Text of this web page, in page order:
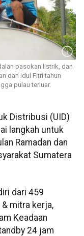
pasokan listrik, dan
dan Idul Fitri tahun
pulau terluar.
Distribusi (UID)
langkah untuk
Ramadan dan
Sumatera
dari 459
mitra kerja,
Keadaan
24 jam